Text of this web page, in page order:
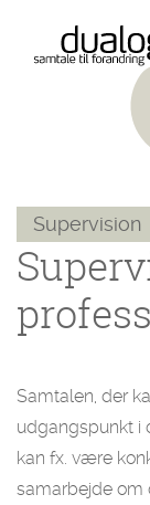
Supervision
Samtalen, der
udgangspunkt i
kan fx. være
samarbejde om